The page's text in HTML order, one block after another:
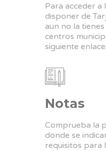
Para acceder a
disponer de
aun no la
centros
siguiente enlace:
Notas
Comprueba la
donde se
requisitos para